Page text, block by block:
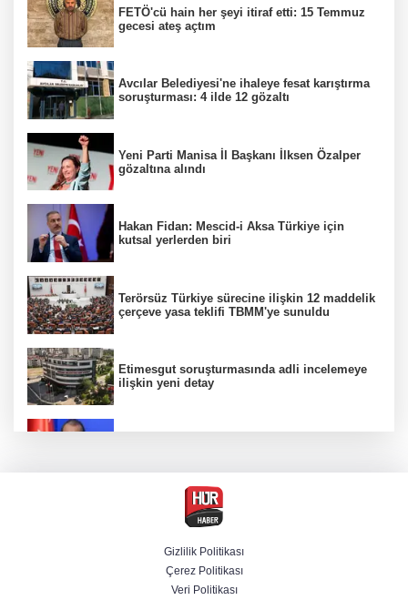
FETÖ'cü hain her şeyi itiraf etti: 15 Temmuz
gecesi ateş açtım
Avcılar Belediyesi'ne ihaleye fesat karıştırma
soruşturması: 4 ilde 12 gözaltı
Yeni Parti Manisa İl Başkanı İlksen Özalper
gözaltına alındı
Hakan Fidan: Mescid-i Aksa Türkiye için
kutsal yerlerden biri
Terörsüz Türkiye sürecine ilişkin 12 maddelik
çerçeve yasa teklifi TBMM'ye sunuldu
Etimesgut soruşturmasında adli incelemeye
ilişkin yeni detay
Firari olarak aranıyordu! Menderes Belediye
Başkan Yardımcısı yakalandı
Cumhurbaşkanı Erdoğan'dan Terörsüz
Türkiye vurgusu
Gizlilik Politikası
Çerez Politikası
Veri Politikası